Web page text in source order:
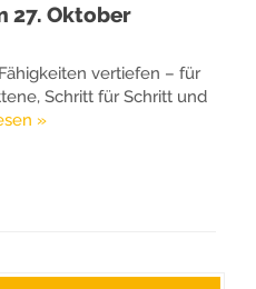
27. Oktober
vertiefen – für
Schritt für Schritt und
»